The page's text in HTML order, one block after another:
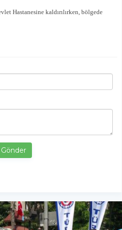
Hastanesine kaldırılırken, bölgede
Gönder